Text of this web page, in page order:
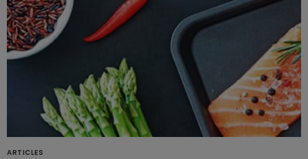
ARTICLES